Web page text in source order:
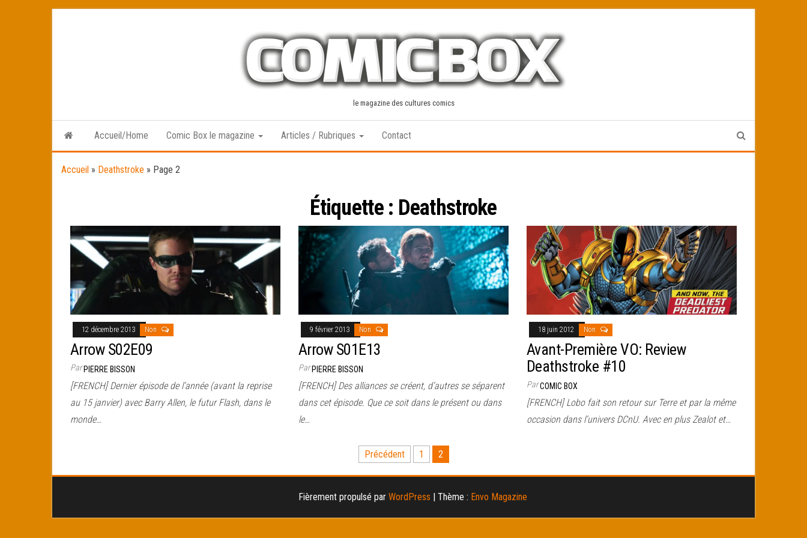
le magazine des cultures comics
Accueil/Home Comic Box le magazine Articles / Rubriques Contact
Accueil » Deathstroke » Page 2
Étiquette : Deathstroke
12 décembre 2013 Non
Arrow S02E09
ParPIERRE BISSON
[FRENCH] Dernier épisode de l’année (avant la reprise
au 15 janvier) avec Barry Allen, le futur Flash, dans le
monde…
9 février 2013 Non
Arrow S01E13
ParPIERRE BISSON
[FRENCH] Des alliances se créent, d’autres se séparent
dans cet épisode. Que ce soit dans le présent ou dans
le…
18 juin 2012 Non
Avant-Première VO: Review
Deathstroke #10
ParCOMIC BOX
[FRENCH] Lobo fait son retour sur Terre et par la même
occasion dans l’univers DCnU. Avec en plus Zealot et…
des
Précédent 1 2
Fièrement propulsé par WordPress | Thème : Envo Magazine